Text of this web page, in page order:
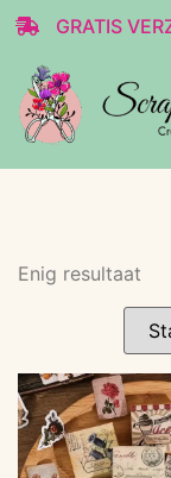
GRATIS
Enig resultaat